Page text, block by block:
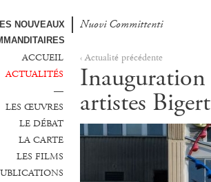
NOUVEAUX
Nuovi Committenti
Nuevos Comanditarios
ACCUEIL
ACTUALITÉS
—
LES ŒUVRES
LE DÉBAT
LA CARTE
LES FILMS
‹ Actualité précédente
Inauguration
artistes